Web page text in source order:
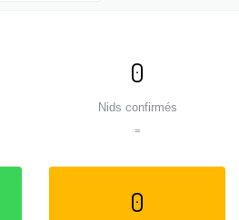
0
Nids confirmés
=
0